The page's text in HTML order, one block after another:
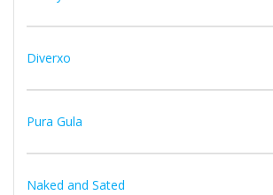
Diverxo
Pura Gula
Naked and Sated